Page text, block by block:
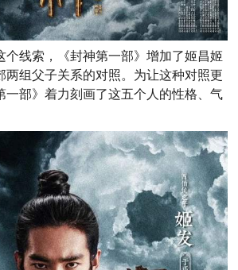
个线索，《封神第一部》增加了姬昌姬
两组父子关系的对照。为让这种对照更
一部》着力刻画了这五个人的性格、气